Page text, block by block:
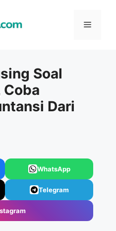
Menu
Soal
Coba
Dari
WhatsApp
Telegram